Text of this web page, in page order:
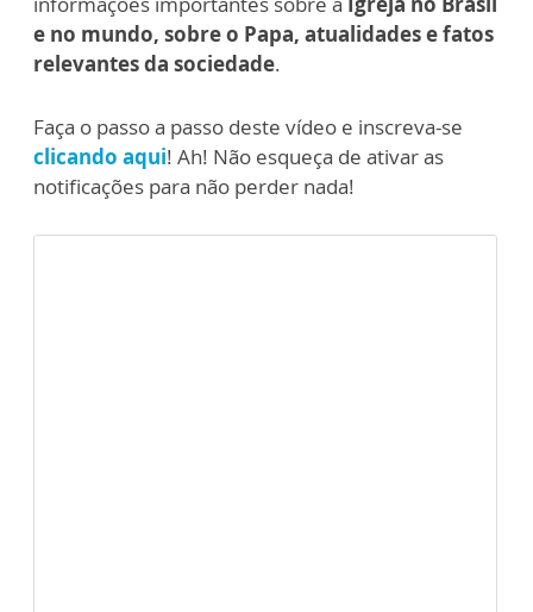
e no mundo, sobre o Papa, atualidades e fatos
relevantes da sociedade.
Faça o passo a passo deste vídeo e inscreva-se
clicando aqui! Ah! Não esqueça de ativar as
notificações para não perder nada!